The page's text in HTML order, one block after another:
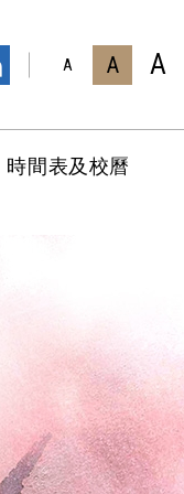
A A A
時間表及校曆